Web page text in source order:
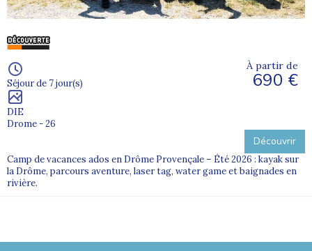
Séjour de 7 jour(s)
DIE
Drome - 26
À partir de
690 €
Découvrir
Camp de vacances ados en Drôme Provençale – Été 2026 : kayak sur
la Drôme, parcours aventure, laser tag, water game et baignades en
rivière.